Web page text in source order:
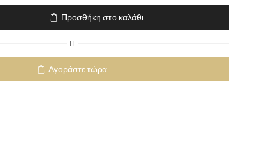
Προσθήκη στο καλάθι
H
Αγοράστε τώρα